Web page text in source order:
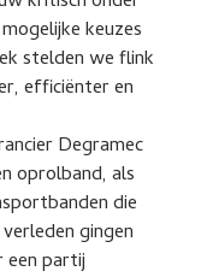
keuzes
stelden we flink
efficiënter en
Degramec
oprolband, als
die
gingen
een partij